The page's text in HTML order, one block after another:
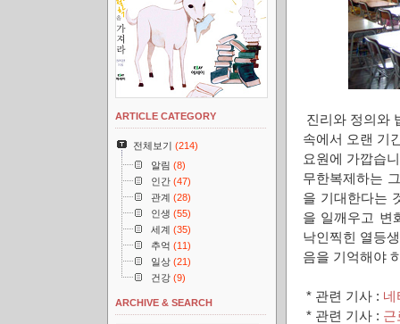
진리와 정의와
속에서 오랜 기
요원에 가깝습
무한복제하는
을 기대한다는
을 일깨우고 변
낙인찍힌 열등
음을 기억해야
* 관련 기사 : 네
* 관련 기사 : 근
ARTICLE CATEGORY
전체보기 (214)
알림 (8)
인간 (47)
관계 (28)
인생 (55)
세계 (35)
추억 (11)
일상 (21)
건강 (9)
ARCHIVE & SEARCH